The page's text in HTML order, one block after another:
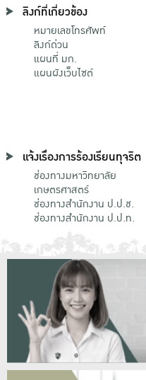
ลิงก์ที่เกี่ยวข้อง
หมายเลขโทรศัพท์
ลิงก์ด่วน
แผนที่ มก.
แผนผังเว็บไซต์
แจ้งเรื่องการร้องเรียนทุจริต
ช่องทางมหาวิทยาลัย
เกษตรศาสตร์
ช่องทางสำนักงาน ป.ป.ช.
ช่องทางสำนักงาน ป.ป.ท.